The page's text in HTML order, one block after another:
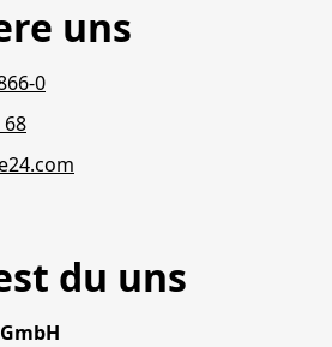
uns
0
68
du uns